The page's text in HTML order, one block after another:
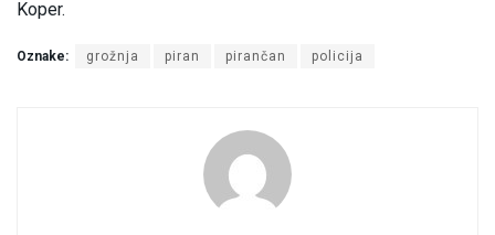
Koper.
Oznake: grožnja piran pirančan policija